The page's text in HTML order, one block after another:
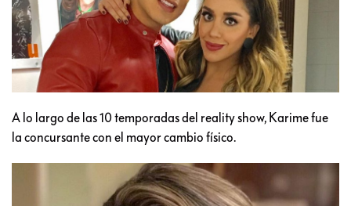
A lo largo de las 10 temporadas del reality show, Karime fue
la concursante con el mayor cambio físico.